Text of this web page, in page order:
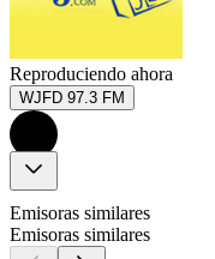
Reproduciendo ahora
WJFD 97.3 FM
Emisoras similares
Emisoras similares